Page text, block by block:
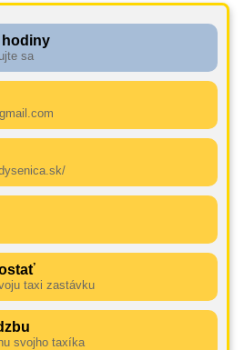
hodiny
sa
taxi zastávku
svojho taxíka